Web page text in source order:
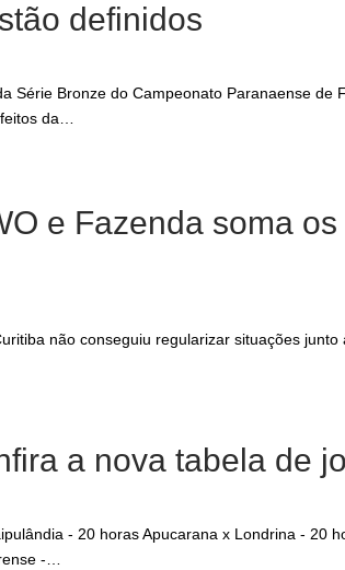
definidos
Série Bronze do Campeonato Paranaense
da…
e Fazenda soma
não conseguiu regularizar situações
a nova tabela de
- 20 horas Apucarana x Londrina -
-…